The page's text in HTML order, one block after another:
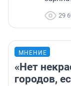
29
МНЕНИЕ
«Нет
городов,